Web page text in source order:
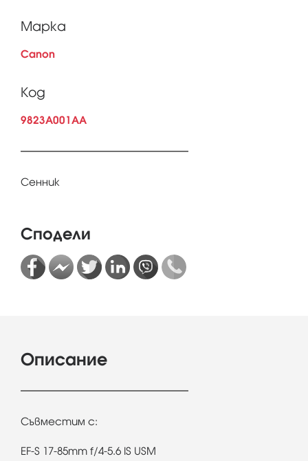
Марка
Canon
Код
9823A001AA
Сенник
Сподели
Описание
Съвместим с:
EF-S 17-85mm f/4-5.6 IS USM